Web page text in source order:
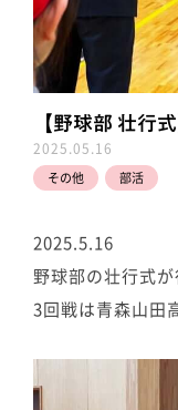
【野球部 壮行式
2025.05.16
その他 部活
2025.5.16
野球部の壮行式が
3回戦は青森山田